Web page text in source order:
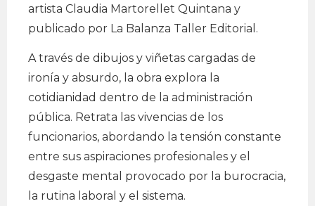
artista Claudia Martorellet Quintana y
publicado por La Balanza Taller Editorial.
A través de dibujos y viñetas cargadas de
ironía y absurdo, la obra explora la
cotidianidad dentro de la administración
pública. Retrata las vivencias de los
funcionarios, abordando la tensión constante
entre sus aspiraciones profesionales y el
desgaste mental provocado por la burocracia,
la rutina laboral y el sistema.